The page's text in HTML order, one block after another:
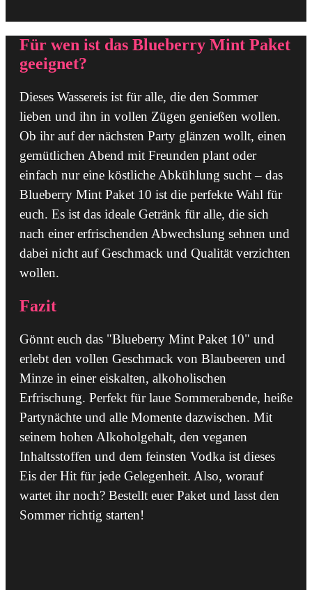
Für wen ist das Blueberry Mint Paket
geeignet?
Dieses Wassereis ist für alle, die den Sommer
lieben und ihn in vollen Zügen genießen wollen.
Ob ihr auf der nächsten Party glänzen wollt, einen
gemütlichen Abend mit Freunden plant oder
einfach nur eine köstliche Abkühlung sucht – das
Blueberry Mint Paket 10 ist die perfekte Wahl für
euch. Es ist das ideale Getränk für alle, die sich
nach einer erfrischenden Abwechslung sehnen und
dabei nicht auf Geschmack und Qualität verzichten
wollen.
Fazit
Gönnt euch das "Blueberry Mint Paket 10" und
erlebt den vollen Geschmack von Blaubeeren und
Minze in einer eiskalten, alkoholischen
Erfrischung. Perfekt für laue Sommerabende, heiße
Partynächte und alle Momente dazwischen. Mit
seinem hohen Alkoholgehalt, den veganen
Inhaltsstoffen und dem feinsten Vodka ist dieses
Eis der Hit für jede Gelegenheit. Also, worauf
wartet ihr noch? Bestellt euer Paket und lasst den
Sommer richtig starten!